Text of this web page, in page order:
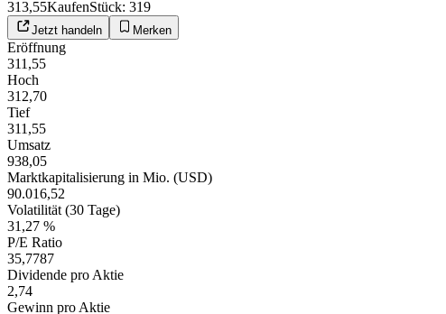
313,55KaufenStück: 319
Jetzt handeln Merken
Eröffnung
311,55
Hoch
312,70
Tief
311,55
Umsatz
938,05
Marktkapitalisierung in Mio. (USD)
90.016,52
Volatilität (30 Tage)
31,27 %
P/E Ratio
35,7787
Dividende pro Aktie
2,74
Gewinn pro Aktie